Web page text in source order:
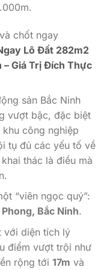
chốt ngay
Lô Đất 282m2
– Giá Trị Đích Thực
sản Bắc Ninh
vượt bậc, đặc biệt
công nghiệp
tụ đủ các yếu tố về
thác là điều mà
“viên ngọc quý”:
Bắc Ninh.
với diện tích lý
điểm vượt trội như
rộng tới 17m và